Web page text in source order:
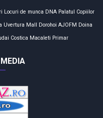
Locuri de munca DNA Palatul Copiilor
Uvertura Mall Dorohoi AJOFM Doina
Costica Macaleti Primar